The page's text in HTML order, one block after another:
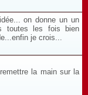
on donne un un
toutes les fois bien
je crois...
la main sur la